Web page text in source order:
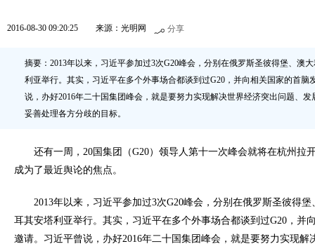
2016-08-30 09:20:25 来源：光明网 分享
摘要：2013年以来，习近平参加过3次G20峰会，分别在俄罗斯圣彼得堡、澳
利亚举行。其实，习近平在多个外事场合都谈到过G20，并向相关国家的首脑
说，办好2016年二十国集团峰会，就是要努力实现解决世界经济突出问题、
妥善处理各方分歧的目标。
还有一周，20国集团（G20）领导人第十一次峰会就将在杭州拉
成为了最近舆论的焦点。
2013年以来，习近平参加过3次G20峰会，分别在俄罗斯圣彼得
耳其安塔利亚举行。其实，习近平在多个外事场合都谈到过G20，并
邀请。习近平曾说，办好2016年二十国集团峰会，就是要努力实现解